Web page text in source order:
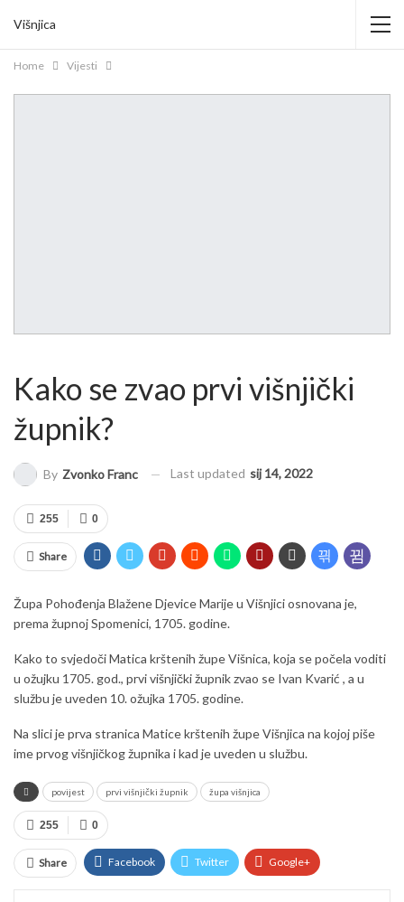
Višnjica
Home Vijesti
Kako se zvao prvi višnjički
župnik?
By Zvonko Franc Last updated sij 14, 2022
0
255
Share
Župa Pohođenja Blažene Djevice Marije u Višnjici osnovana je,
prema župnoj Spomenici, 1705. godine.
Kako to svjedoči Matica krštenih župe Višnica, koja se počela voditi
u ožujku 1705. god., prvi višnjički župnik zvao se Ivan Kvarić , a u
službu je uveden 10. ožujka 1705. godine.
Na slici je prva stranica Matice krštenih župe Višnjica na kojoj piše
ime prvog višnjičkog župnika i kad je uveden u službu.
povijest prvi višnjički župnik župa višnjica
0
255
Share Facebook Twitter Google+